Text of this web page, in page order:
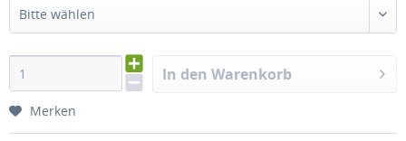
Bitte wählen
In den Warenkorb
Merken